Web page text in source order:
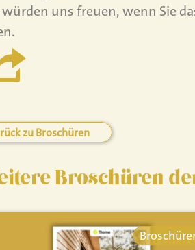
uns freuen, wenn Sie
zu Broschüren
Broschüren